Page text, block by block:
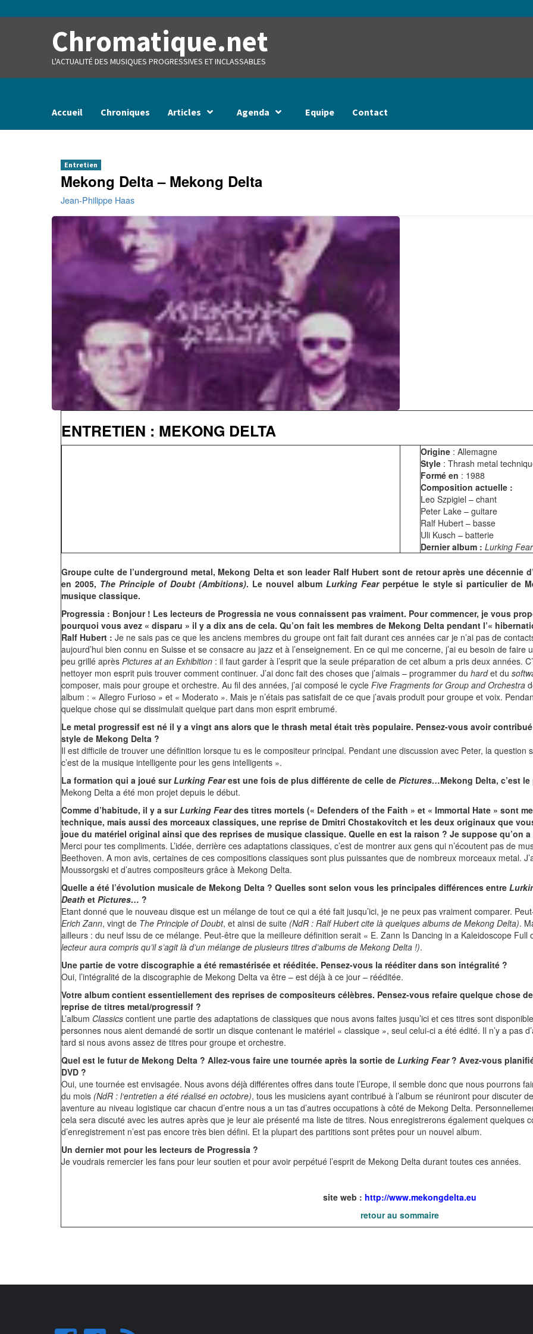
to
Chromatique.net
L'ACTUALITÉ DES MUSIQUES PROGRESSIVES ET INCLASSABLES
Accueil Chroniques Articles Agenda Equipe Contact
Entretien
Mekong Delta – Mekong Delta
Jean-Philippe Haas
ENTRETIEN : MEKONG DELTA
Origine : Allemagne
Style : Thrash metal
Formé en : 1988
Composition actuelle :
Leo Szpigiel – chant
Peter Lake – guitare
Ralf Hubert – basse
Uli Kusch – batterie
Dernier album : Lurking Fear
Groupe culte de l’underground metal, Mekong Delta et son leader Ralf Hubert sont de retour après une décennie
en 2005, The Principle of Doubt (Ambitions). Le nouvel album Lurking Fearperpétue le style si particulier de
musique classique.
Progressia : Bonjour ! Les lecteurs de Progressia ne vous connaissent pas vraiment. Pour commencer, je vous
pourquoi vous avez « disparu » il y a dix ans de cela. Qu’on fait les membres de Mekong Delta pendant l’«
Ralf Hubert : Je ne sais pas ce que les anciens membres du groupe ont fait fait durant ces années car je n’ai pas de
aujourd’hui bien connu en Suisse et se consacre au jazz et à l’enseignement. En ce qui me concerne, j’ai eu besoin de faire
peu grillé après Pictures at an Exhibition : il faut garder à l’esprit que la seule préparation de cet album a pris deux années.
nettoyer mon esprit puis trouver comment continuer. J’ai donc fait des choses que j’aimais – programmer du hardet du
composer, mais pour groupe et orchestre. Au fil des années, j’ai composé le cycle Five Fragments for Group and Orchestra
album : « Allegro Furioso » et « Moderato ». Mais je n’étais pas satisfait de ce que j’avais produit pour groupe et voix.
quelque chose qui se dissimulait quelque part dans mon esprit embrumé.
Le metal progressif est né il y a vingt ans alors que le thrash metal était très populaire. Pensez-vous avoir
style de Mekong Delta ?
Il est difficile de trouver une définition lorsque tu es le compositeur principal. Pendant une discussion avec Peter, la question
c’est de la musique intelligente pour les gens intelligents ».
La formation qui a joué surLurking Fearest une fois de plus différente de celle de Pictures…Mekong Delta, c’est
Mekong Delta a été mon projet depuis le début.
Comme d’habitude, il y a surLurking Feardes titres mortels (« Defenders of the Faith » et « Immortal Hate » sont
technique, mais aussi des morceaux classiques, une reprise de Dmitri Chostakovitch et les deux originaux que
joue du matériel original ainsi que des reprises de musique classique. Quelle en est la raison ? Je suppose qu’on
Merci pour tes compliments. L’idée, derrière ces adaptations classiques, c’est de montrer aux gens qui n’écoutent pas de
Beethoven. A mon avis, certaines de ces compositions classiques sont plus puissantes que de nombreux morceaux metal.
Moussorgski et d’autres compositeurs grâce à Mekong Delta.
Quelle a été l’évolution musicale de Mekong Delta ? Quelles sont selon vous les principales différences entre
Death et Pictures… ?
Etant donné que le nouveau disque est un mélange de tout ce qui a été fait jusqu’ici, je ne peux pas vraiment comparer.
Erich Zann, vingt de The Principle of Doubt, et ainsi de suite (NdR : Ralf Hubert cite là quelques albums de Mekong Delta).
ailleurs : du neuf issu de ce mélange. Peut-être que la meilleure définition serait « E. Zann Is Dancing in a Kaleidoscope
lecteur aura compris qu’il s’agit là d’un mélange de plusieurs titres d’albums de Mekong Delta !).
Une partie de votre discographie a été remastérisée et rééditée. Pensez-vous la rééditer dans son intégralité ?
Oui, l’intégralité de la discographie de Mekong Delta va être – est déjà à ce jour – rééditée.
Votre album contient essentiellement des reprises de compositeurs célèbres. Pensez-vous refaire quelque chose
reprise de titres metal/progressif ?
L’album Classics contient une partie des adaptations de classiques que nous avons faites jusqu’ici et ces titres sont
personnes nous aient demandé de sortir un disque contenant le matériel « classique », seul celui-ci a été édité. Il n’y a pas
tard si nous avons assez de titres pour groupe et orchestre.
Quel est le futur de Mekong Delta ? Allez-vous faire une tournée après la sortie de Lurking Fear? Avez-vous
DVD ?
Oui, une tournée est envisagée. Nous avons déjà différentes offres dans toute l’Europe, il semble donc que nous pourrons
du mois (NdR : l‘entretien a été réalisé en octobre), tous les musiciens ayant contribué à l’album se réuniront pour discuter
aventure au niveau logistique car chacun d’entre nous a un tas d’autres occupations à côté de Mekong Delta.
cela sera discuté avec les autres après que je leur aie présenté ma liste de titres. Nous enregistrerons également quelques
d’enregistrement n’est pas encore très bien défini. Et la plupart des partitions sont prêtes pour un nouvel album.
Un dernier mot pour les lecteurs de Progressia ?
Je voudrais remercier les fans pour leur soutien et pour avoir perpétué l’esprit de Mekong Delta durant toutes ces années.
site web : http://www.mekongdelta.eu
retour au sommaire